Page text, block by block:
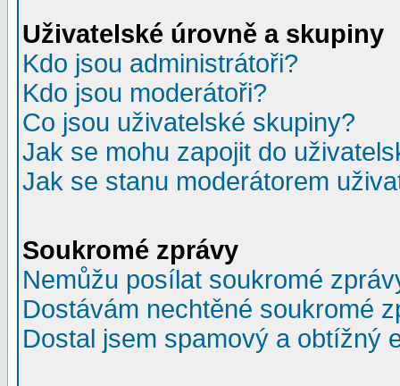
Uživatelské úrovně a skupiny
Kdo jsou administrátoři?
Kdo jsou moderátoři?
Co jsou uživatelské skupiny?
Jak se mohu zapojit do
Jak se stanu moderátorem
Soukromé zprávy
Nemůžu posílat soukromé
Dostávám nechtěné soukromé
Dostal jsem spamový a obtížný